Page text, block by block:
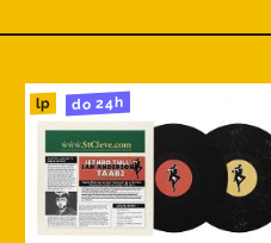
lp do 24h